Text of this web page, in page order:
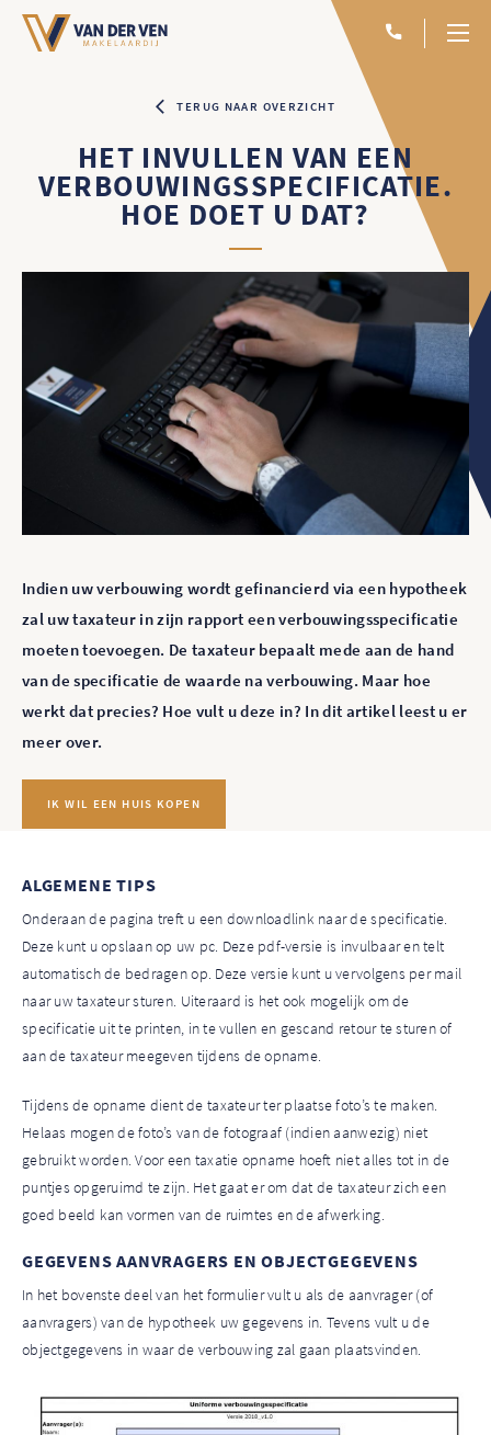
TERUG NAAR OVERZICHT
HET INVULLEN VAN EEN
VERBOUWINGSSPECIFICATIE.
HOE DOET U DAT?
Indien uw verbouwing wordt gefinancierd via een hypotheek
zal uw taxateur in zijn rapport een verbouwingsspecificatie
moeten toevoegen. De taxateur bepaalt mede aan de hand
van de specificatie de waarde na verbouwing. Maar hoe
werkt dat precies? Hoe vult u deze in? In dit artikel leest u er
meer over.
IK WIL EEN HUIS KOPEN
ALGEMENE TIPS
Onderaan de pagina treft u een downloadlink naar de specificatie.
Deze kunt u opslaan op uw pc. Deze pdf-versie is invulbaar en telt
automatisch de bedragen op. Deze versie kunt u vervolgens per mail
naar uw taxateur sturen. Uiteraard is het ook mogelijk om de
specificatie uit te printen, in te vullen en gescand retour te sturen of
aan de taxateur meegeven tijdens de opname.
Tijdens de opname dient de taxateur ter plaatse foto’s te maken.
Helaas mogen de foto’s van de fotograaf (indien aanwezig) niet
gebruikt worden. Voor een taxatie opname hoeft niet alles tot in de
puntjes opgeruimd te zijn. Het gaat er om dat de taxateur zich een
goed beeld kan vormen van de ruimtes en de afwerking.
GEGEVENS AANVRAGERS EN OBJECTGEGEVENS
In het bovenste deel van het formulier vult u als de aanvrager (of
aanvragers) van de hypotheek uw gegevens in. Tevens vult u de
objectgegevens in waar de verbouwing zal gaan plaatsvinden.